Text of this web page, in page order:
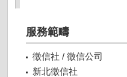
服務範疇
徵信社 / 徵信公司
新北徵信社